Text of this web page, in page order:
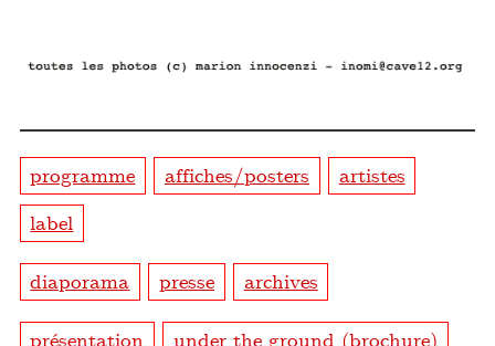
programme affiches/posters
artistes
label
diaporama presse archives
présentation
under the ground (brochure)